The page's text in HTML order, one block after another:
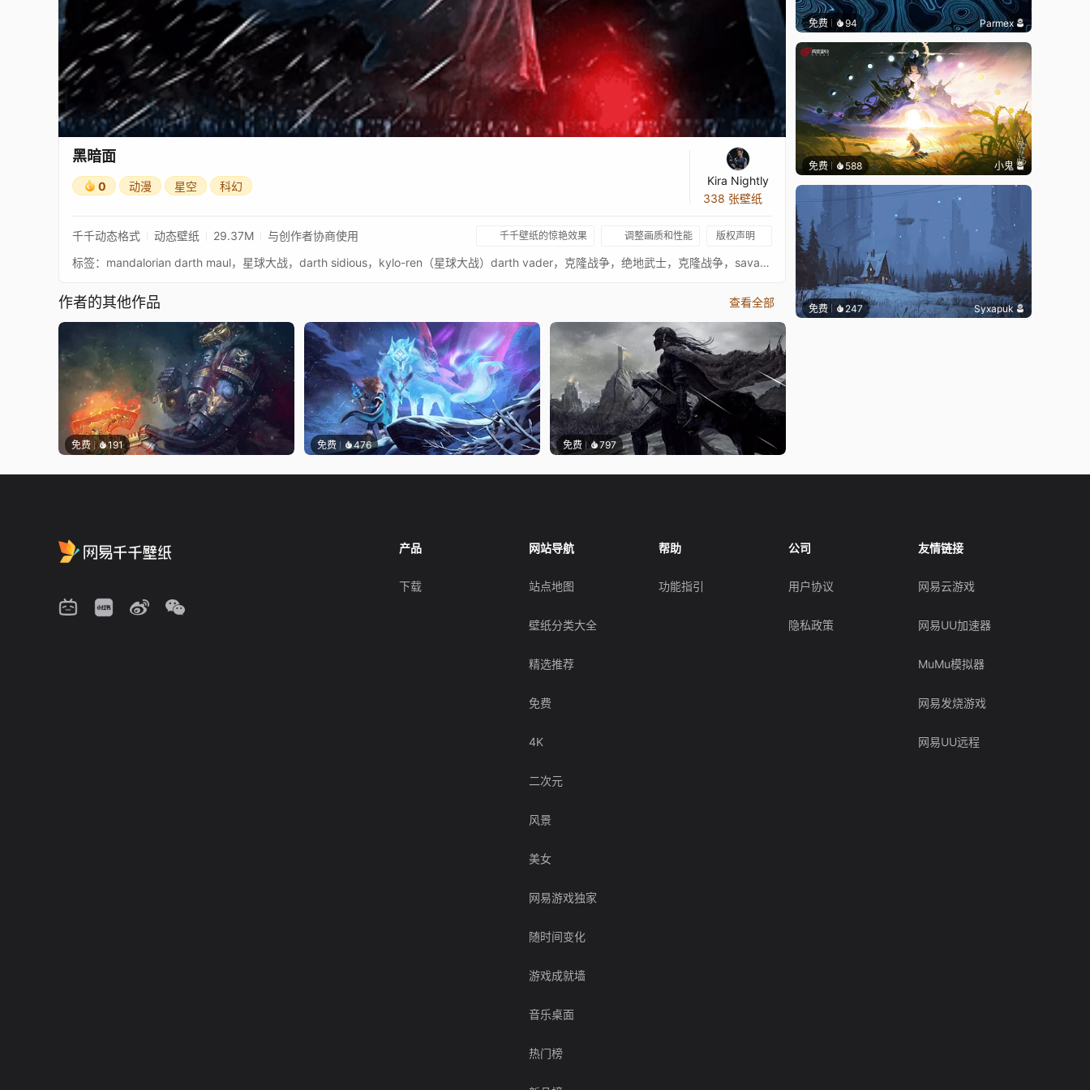
黑暗面
0 动漫 星空 科幻
Kira Nightly
338 张壁纸
千千动态格式 动态壁纸 29.37M 与创作者协商使用 千千壁纸的惊艳效果 调整画质和性能 版权声明
标签：mandalorian darth maul，星球大战，darth sidious，kylo-ren（星球大战）darth vader，克隆战争，绝地武士，克隆战争，savage opress，ray park，幽灵的威胁，maul，西斯，luke skywalker，星球大战理论，obi-wan kenobi，darth
作者的其他作品 查看全部
免费 191 免费 476 免费 797
免费 94 Parmex
免费 588 小鬼
免费 247 Syxapuk
产品
下载
网站导航
站点地图
壁纸分类大全
精选推荐
免费
4K
二次元
风景
美女
网易游戏独家
随时间变化
游戏成就墙
音乐桌面
热门榜
帮助
功能指引
公司
用户协议
隐私政策
友情链接
网易云游戏
网易UU加速器
MuMu模拟器
网易发烧游戏
网易UU远程